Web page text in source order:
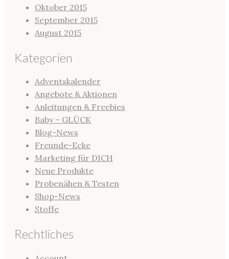
Oktober 2015
September 2015
August 2015
Kategorien
Adventskalender
Angebote & Aktionen
Anleitungen & Freebies
Baby – GLÜCK
Blog-News
Freunde-Ecke
Marketing für DICH
Neue Produkte
Probenähen & Testen
Shop-News
Stoffe
Rechtliches